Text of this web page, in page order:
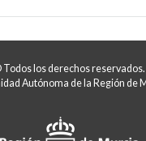
Todos los derechos reservados.
Autónoma de la Región de